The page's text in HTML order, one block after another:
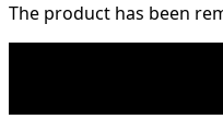
The product has been